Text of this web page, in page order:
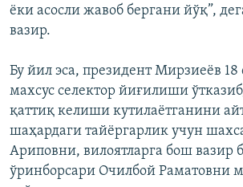
ёки асосли жавоб бергани йўқ”,
вазир.
Бу йил эса, президент Мирзиеёв 18
махсус селектор йиғилиши
қаттиқ келиши кутилаётганини
шаҳардаги тайёргарлик учун
Ариповни, вилоятларга бош вазир
ўринборсари Очилбой Раматовни